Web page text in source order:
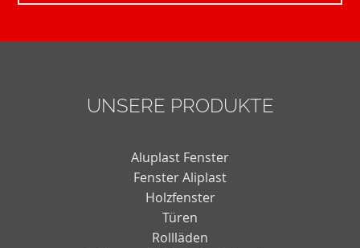
UNSERE PRODUKTE
Aluplast Fenster
Fenster Aliplast
Holzfenster
Türen
Rollläden